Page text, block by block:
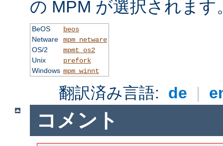
の MPM が選択されます
BeOS
beos
Netware
mpm_netware
OS/2
mpmt_os2
Unix
prefork
Windows mpm_winnt
翻訳済み言語: de |
コメント